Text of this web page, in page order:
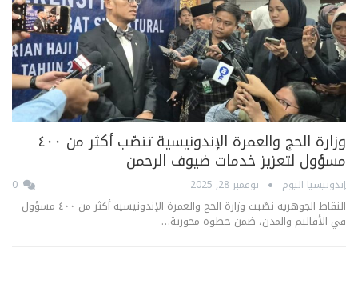
وزارة الحج والعمرة الإندونيسية تنصّب أكثر من ٤٠٠
مسؤول لتعزيز خدمات ضيوف الرحمن
إندونيسيا اليوم نوفمبر 28, 2025
النقاط الجوهرية نصّبت وزارة الحج والعمرة الإندونيسية أكثر من ٤٠٠ مسؤول
في الأقاليم والمدن، ضمن خطوة محورية…